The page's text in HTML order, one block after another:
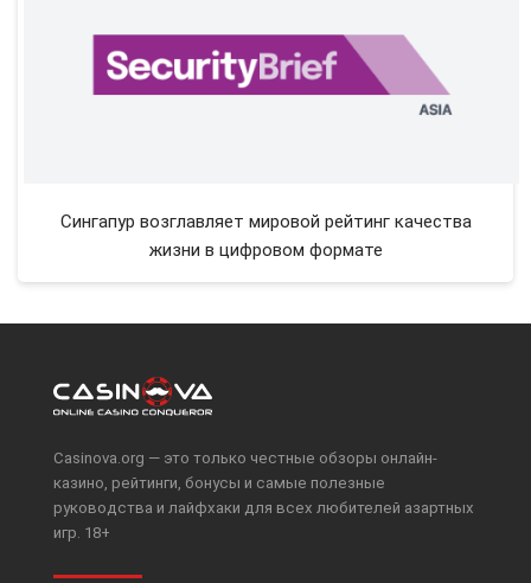
Сингапур возглавляет мировой рейтинг качества
жизни в цифровом формате
Casinova.org — это только честные обзоры онлайн-
казино, рейтинги, бонусы и самые полезные
руководства и лайфхаки для всех любителей азартных
игр. 18+